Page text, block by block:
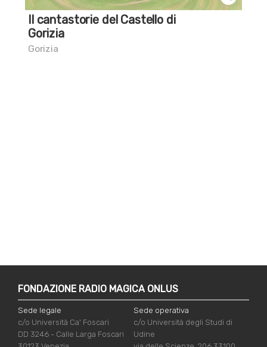
Il cantastorie del Castello di
Gorizia
Gorizia
FONDAZIONE RADIO MAGICA ONLUS
Sede legale
c/o Università Ca' Foscari
DD 3246 - Calle Larga Foscari
Sede operativa
c/o Università degli Studi di
Udine